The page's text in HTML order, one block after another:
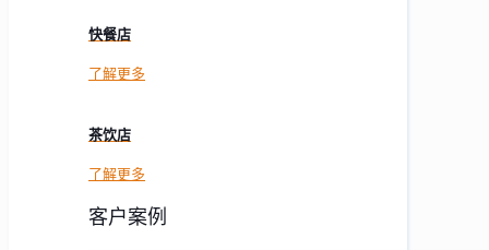
快餐店
了解更多
茶饮店
了解更多
客户案例